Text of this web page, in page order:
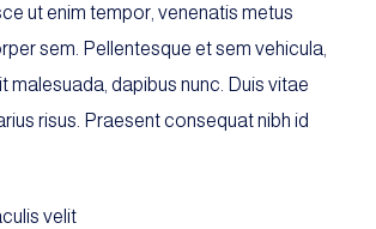
ut enim tempor, venenatis metus
sem. Pellentesque et sem vehicula,
malesuada, dapibus nunc. Duis vitae
risus. Praesent consequat nibh id
velit